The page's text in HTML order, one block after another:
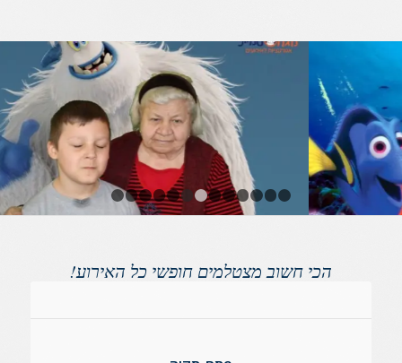
1 2 3 4 5 6 8 9 1011 13
הכי חשוב מצטלמים חופשי כל האירוע!